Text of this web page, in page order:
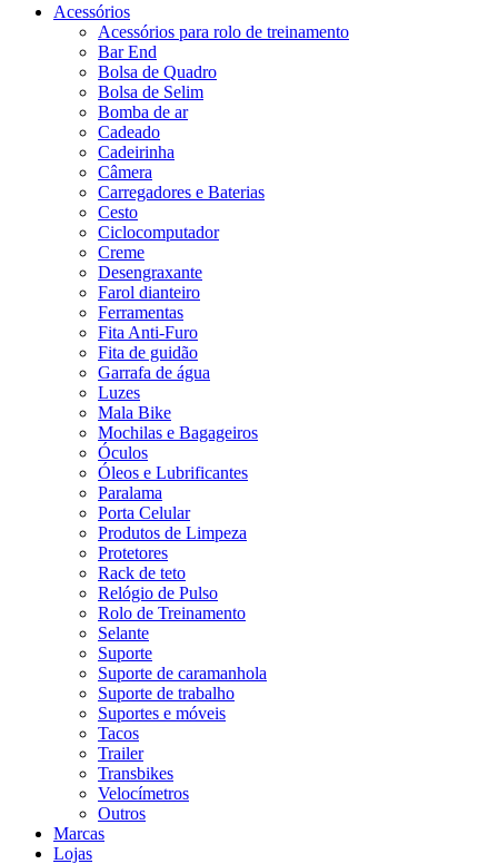
Acessórios
Acessórios para rolo de treinamento
Bar End
Bolsa de Quadro
Bolsa de Selim
Bomba de ar
Cadeado
Cadeirinha
Câmera
Carregadores e Baterias
Cesto
Ciclocomputador
Creme
Desengraxante
Farol dianteiro
Ferramentas
Fita Anti-Furo
Fita de guidão
Garrafa de água
Luzes
Mala Bike
Mochilas e Bagageiros
Óculos
Óleos e Lubrificantes
Paralama
Porta Celular
Produtos de Limpeza
Protetores
Rack de teto
Relógio de Pulso
Rolo de Treinamento
Selante
Suporte
Suporte de caramanhola
Suporte de trabalho
Suportes e móveis
Tacos
Trailer
Transbikes
Velocímetros
Outros
Marcas
Lojas